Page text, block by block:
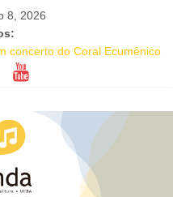
8, 2026
concerto do Coral Ecumênico
coreano Junho Chu
semana da Festa de Santa
residente da Vila Sul do
de cinema imersivo